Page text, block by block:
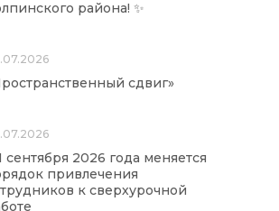
района! ✨
сдвиг»
сентября 2026 года меняется
привлечения
к сверхурочной